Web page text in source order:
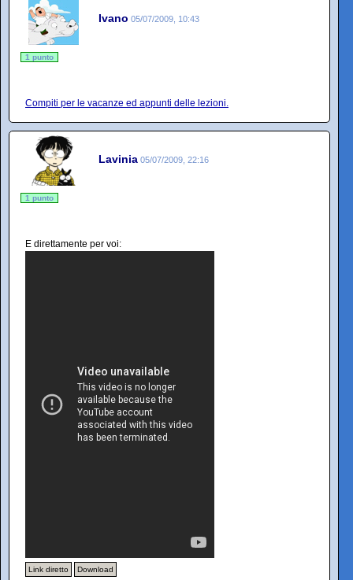
Ivano 05/07/2009, 10:43
1 punto
Compiti per le vacanze ed appunti delle lezioni.
Lavinia 05/07/2009, 22:16
1 punto
E direttamente per voi:
Link diretto Download